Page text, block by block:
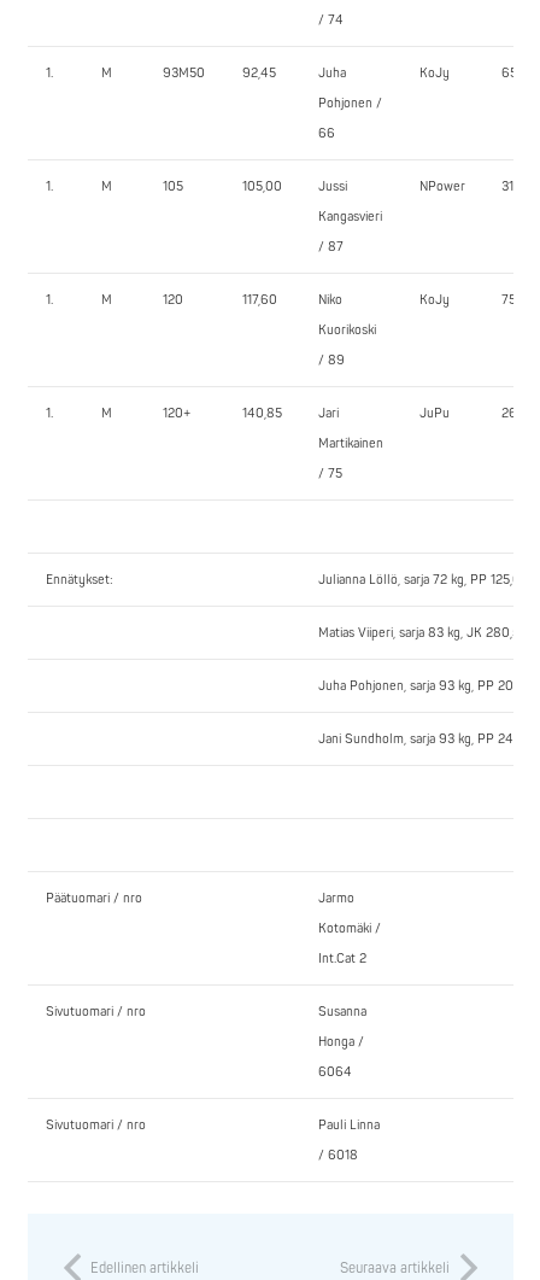
/ 74
1. M 93M50 92,45
Juha
Pohjonen /
66
KoJy 65,0
1. M 105 105,00
Jussi
Kangasvieri
/ 87
NPower 310,0
1. M 120 117,60
Niko
Kuorikoski
/ 89
KoJy 75,0
1. M 120+ 140,85
Jari
Martikainen
/ 75
JuPu 265,0
Ennätykset: Julianna Löllö, sarja 72 kg, PP 125,0 kg
Matias Viiperi, sarja 83 kg, JK 280,5 kg
Juha Pohjonen, sarja 93 kg, PP 208,5
Jani Sundholm, sarja 93 kg, PP 247,5
Päätuomari / nro
Jarmo
Kotomäki /
Int.Cat 2
Sivutuomari / nro
Susanna
Honga /
6064
Sivutuomari / nro
Pauli Linna
/ 6018
Edellinen artikkeli Seuraava artikkeli